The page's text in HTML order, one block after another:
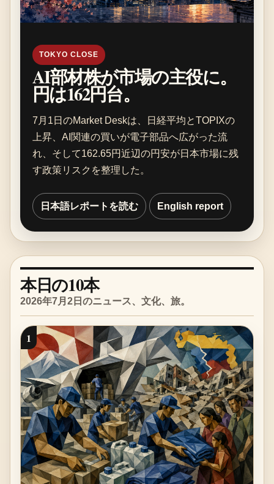
TOKYO CLOSE
AI部材株が市場の主役に。
円は162円台。
7月1日のMarket Deskは、日経平均とTOPIXの
上昇、AI関連の買いが電子部品へ広がった流
れ、そして162.65円近辺の円安が日本市場に残
す政策リスクを整理した。
日本語レポートを読む English report
本日の10本
2026年7月2日のニュース、文化、旅。
1